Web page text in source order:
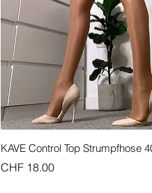
Schnellansicht
KAVE Control Top Strumpfhose
Preis
CHF 18.00